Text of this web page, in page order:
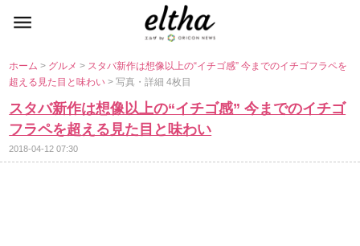
ホーム> グルメ> スタバ新作は想像以上の“イチゴ感” 今までのイチゴフラペを
超える見た目と味わい> 写真・詳細 4枚目
スタバ新作は想像以上の“イチゴ感” 今までのイチゴ
フラペを超える見た目と味わい
2018-04-12 07:30